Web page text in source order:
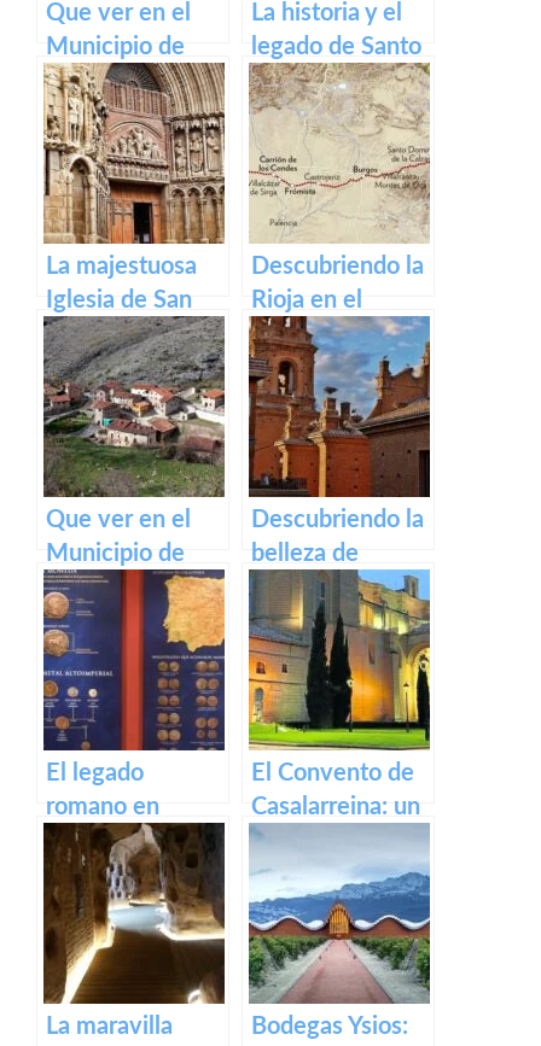
Que ver en el
Municipio de
Lumbreras de
Cameros de La
Rioja
La historia y el
legado de Santo
Domingo de la
Calzada
La majestuosa
Iglesia de San
Bartolomé en
Logroño
Descubriendo la
Rioja en el
Camino de
Santiago Francés
Que ver en el
Municipio de
Gallinero de
Cameros de La
Rioja
Descubriendo la
belleza de
Alfaro: un
recorrido por el
pueblo riojano
El legado
romano en
Calahorra:
Museo de la
Romanización
El Convento de
Casalarreina: un
tesoro de
devoción y arte
en honor a la
Virgen de la
Piedad
La maravilla
Bodegas Ysios: